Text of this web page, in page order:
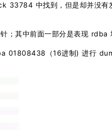
33784 中找到，但是却并没有
；其中前面一部分是表现 rdba
01808438（16进制) 进行